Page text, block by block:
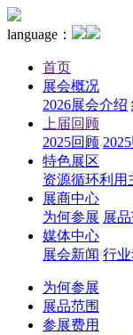
language：
首页
展会概况
2026展会介绍
上届回顾
2025回顾
特色展区
资源循环利用
展商中心
为何参展 展
媒体中心
展会新闻 行
为何参展
展品范围
参展费用